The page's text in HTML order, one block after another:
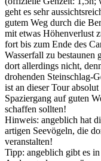
geht es sehr
gutem Weg durch die
mit etwas Höhenverlust
fort bis zum Ende des
Wasserfall zu bestaunen
dort allerdings nicht,
drohenden Steinschlag-
ist an dieser Tour
Spaziergang auf guten
schaffen sollten!
Hinweis: angeblich hat
artigen Seevögeln, die
veranstalten!
Tipp: angeblich gibt es